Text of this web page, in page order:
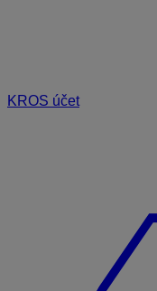
KROS účet